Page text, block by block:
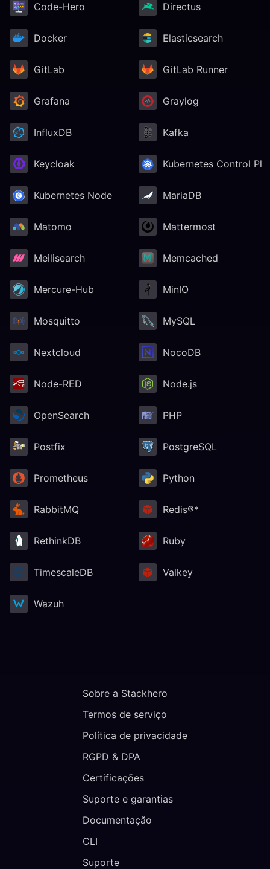
Code-Hero Directus
Docker Elasticsearch
GitLab GitLab Runner
Grafana Graylog
InfluxDB Kafka
Keycloak Kubernetes Control
Kubernetes Node MariaDB
Matomo Mattermost
Meilisearch Memcached
Mercure-Hub MinIO
Mosquitto MySQL
Nextcloud NocoDB
Node-RED Node.js
OpenSearch PHP
Postfix PostgreSQL
Prometheus Python
RabbitMQ Redis®*
RethinkDB Ruby
TimescaleDB Valkey
Wazuh
Sobre a Stackhero
Termos de serviço
Política de privacidade
RGPD & DPA
Certificações
Suporte e garantias
Documentação
CLI
Suporte